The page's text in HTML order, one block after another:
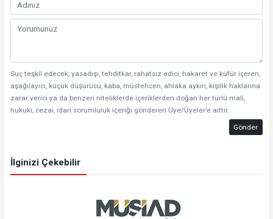
Suç teşkil edecek, yasadışı, tehditkar, rahatsız edici, hakaret ve küfür içeren,
aşağılayıcı, küçük düşürücü, kaba, müstehcen, ahlaka aykırı, kişilik haklarına
zarar verici ya da benzeri niteliklerde içeriklerden doğan her türlü mali,
hukuki, cezai, idari sorumluluk içeriği gönderen Üye/Üyeler’e aittir.
Gönder
İlginizi Çekebilir